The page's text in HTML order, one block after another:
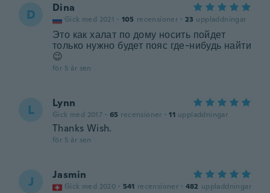
D Dina
Gick med 2021 · 105 recensioner · 23 uppladdningar
Это как халат по дому носить пойдет
только нужно будет пояс где-нибудь найти
😉
för 5 år sen
L Lynn
Gick med 2017 · 65 recensioner · 11 uppladdningar
Thanks Wish.
för 5 år sen
J Jasmin
Gick med 2020 · 541 recensioner · 482 uppladdningar